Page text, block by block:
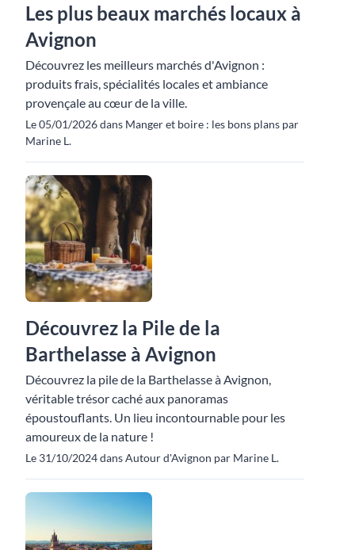
Les plus beaux marchés locaux à
Avignon
Découvrez les meilleurs marchés d'Avignon :
produits frais, spécialités locales et ambiance
provençale au cœur de la ville.
Le 05/01/2026 dans Manger et boire : les bons plans par
Marine L.
Découvrez la Pile de la
Barthelasse à Avignon
Découvrez la pile de la Barthelasse à Avignon,
véritable trésor caché aux panoramas
époustouflants. Un lieu incontournable pour les
amoureux de la nature !
Le 31/10/2024 dans Autour d'Avignon par Marine L.